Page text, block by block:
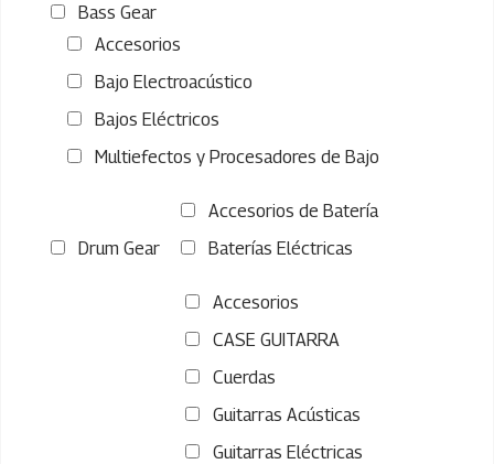
Bass Gear
Accesorios
Bajo Electroacústico
Bajos Eléctricos
Multiefectos y Procesadores de Bajo
Drum Gear
Accesorios de Batería
Baterías Eléctricas
Accesorios
CASE GUITARRA
Cuerdas
Guitarras Acústicas
Guitarras Eléctricas